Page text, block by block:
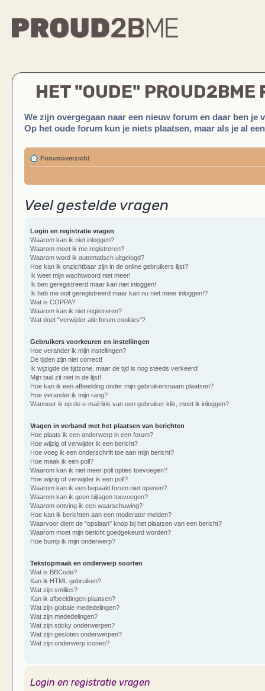
HET "OUDE" PROUD2BME
We zijn overgegaan naar een nieuw forum en daar ben je
Op het oude forum kun je niets plaatsen, maar als je al
Forumoverzicht
Veel gestelde vragen
Login en registratie vragen
Waarom kan ik niet inloggen?
Waarom moet ik me registreren?
Waarom word ik automatisch uitgelogd?
Hoe kan ik onzichtbaar zijn in de online gebruikers lijst?
Ik weet mijn wachtwoord niet meer!
Ik ben geregistreerd maar kan niet inloggen!
Ik heb me ooit geregistreerd maar kan nu niet meer inloggen!?
Wat is COPPA?
Waarom kan ik niet registreren?
Wat doet "verwijder alle forum cookies"?
Gebruikers voorkeuren en instellingen
Hoe verander ik mijn instellingen?
De tijden zijn niet correct!
Ik wijzigde de tijdzone, maar de tijd is nog steeds verkeerd!
Mijn taal zit niet in de lijst!
Hoe kan ik een afbeelding onder mijn gebruikersnaam plaatsen?
Hoe verander ik mijn rang?
Wanneer ik op de e-mail link van een gebruiker klik, moet ik inloggen?
Vragen in verband met het plaatsen van berichten
Hoe plaats ik een onderwerp in een forum?
Hoe wijzig of verwijder ik een bericht?
Hoe voeg ik een onderschrift toe aan mijn bericht?
Hoe maak ik een poll?
Waarom kan ik niet meer poll opties toevoegen?
Hoe wijzig of verwijder ik een poll?
Waarom kan ik een bepaald forum niet openen?
Waarom kan ik geen bijlagen toevoegen?
Waarom ontving ik een waarschuwing?
Hoe kan ik berichten aan een moderator melden?
Waarvoor dient de "opslaan" knop bij het plaatsen van een bericht?
Waarom moet mijn bericht goedgekeurd worden?
Hoe bump ik mijn onderwerp?
Tekstopmaak en onderwerp soorten
Wat is BBCode?
Kan ik HTML gebruiken?
Wat zijn smilies?
Kan ik afbeeldingen plaatsen?
Wat zijn globale mededelingen?
Wat zijn mededelingen?
Wat zijn sticky onderwerpen?
Wat zijn gesloten onderwerpen?
Wat zijn onderwerp iconen?
Login en registratie vragen